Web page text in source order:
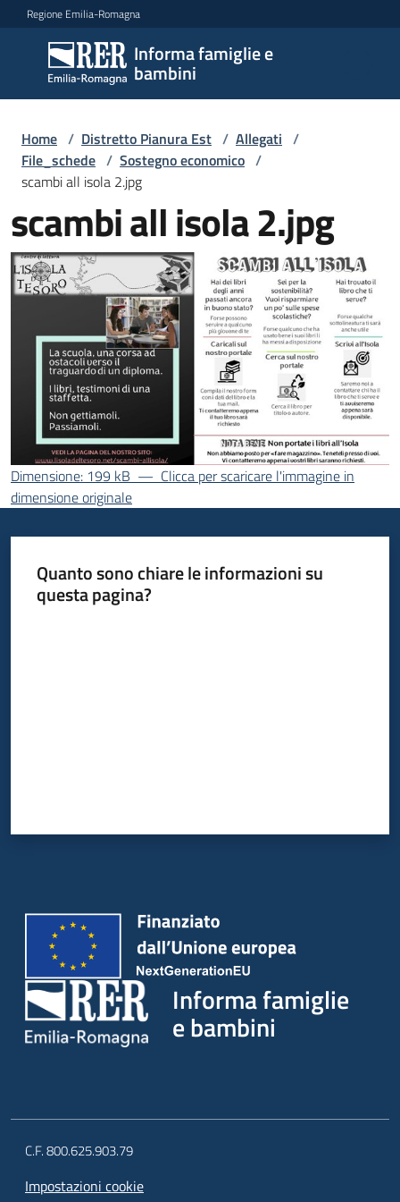
Vai al contenuto
Vai alla navigazione
Vai al footer
Regione Emilia-Romagna
Informa famiglie e
bambini
Informa
famiglie
e
bambini
Servizi
famiglie
Informazioni
locali
Home / Distretto Pianura Est / Allegati /
File_schede / Sostegno economico /
scambi all isola 2.jpg
scambi all isola 2.jpg
Dimensione: 199 kB — Clicca per scaricare l'immagine in
dimensione originale
Quanto sono chiare le informazioni su
questa pagina?
Informa famiglie
e bambini
C.F. 800.625.903.79
Impostazioni cookie